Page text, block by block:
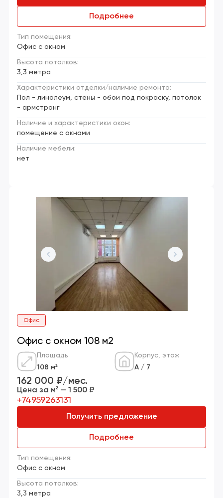
Тип помещения:
Офис с окном
Высота потолков:
3,3 метра
Характеристики отделки/наличие ремонта:
Пол - линолеум, стены - обои под покраску, потолок
- армстронг
Наличие и характеристики окон:
помещение с окнами
Наличие мебели:
нет
Подробнее
Офис
Офис с окном 108 м2
Площадь
108 м²
Корпус, этаж
А / 7
Тип помещения:
Офис с окном
Высота потолков:
3,3 метра
162 000 ₽/мес.
Цена за м² — 1 500 ₽
+74959263131
Получить предложение
Подробнее